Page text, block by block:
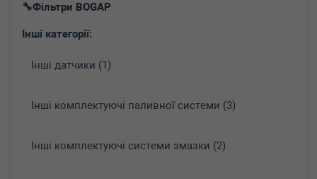
Фільтри BOGAP
Інші категорії:
Інші датчики (1)
Інші комплектуючі паливної системи (3)
Інші комплектуючі системи змазки (2)